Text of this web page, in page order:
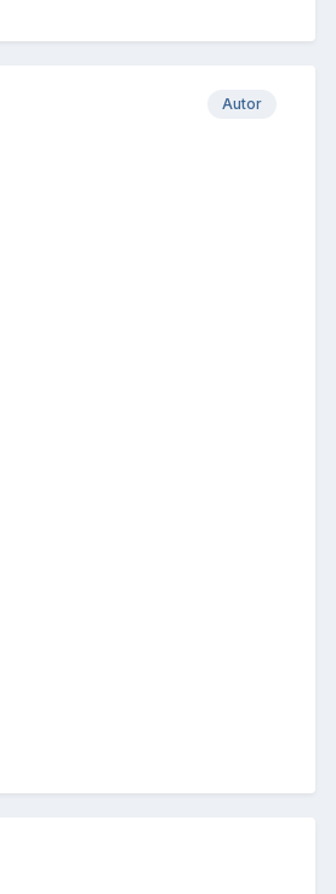
Autor